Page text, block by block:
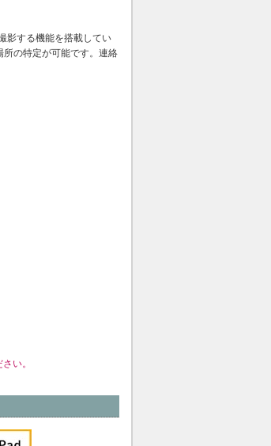
影する機能を搭載してい
の特定が可能です。連絡
い。